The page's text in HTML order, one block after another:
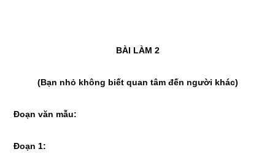
BÀI LÀM 2
(Bạn nhỏ không biết quan tâm đến người khác)
Đoạn văn mẫu:
Đoạn 1: